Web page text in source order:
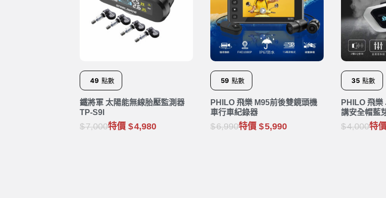
49 點數
鐵將軍 太陽能無線胎壓監測器
TP-S9I
7,000特價 4,980
59 點數
PHILO 飛樂 M95前後雙鏡頭機
車行車紀錄器
6,990特價 5,990
35 點數
PHILO 飛
講安全帽藍
4,000特